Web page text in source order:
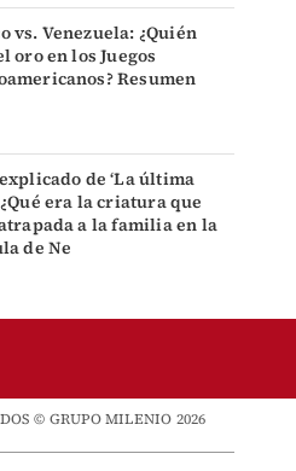
vs. Venezuela: ¿Quién
oro en los Juegos
Resumen
de ‘La última
¿Qué era la criatura que
a la familia en la
de Ne
© GRUPO MILENIO 2026